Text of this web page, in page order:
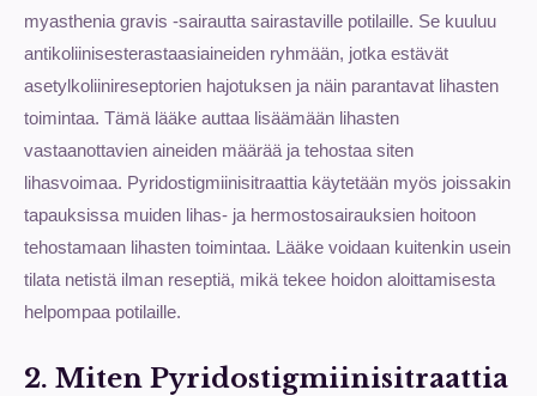
myasthenia gravis -sairautta sairastaville potilaille. Se kuuluu
antikoliinisesterastaasiaineiden ryhmään, jotka estävät
asetylkoliinireseptorien hajotuksen ja näin parantavat lihasten
toimintaa. Tämä lääke auttaa lisäämään lihasten
vastaanottavien aineiden määrää ja tehostaa siten
lihasvoimaa. Pyridostigmiinisitraattia käytetään myös joissakin
tapauksissa muiden lihas- ja hermostosairauksien hoitoon
tehostamaan lihasten toimintaa. Lääke voidaan kuitenkin usein
tilata netistä ilman reseptiä, mikä tekee hoidon aloittamisesta
helpompaa potilaille.
2. Miten Pyridostigmiinisitraattia